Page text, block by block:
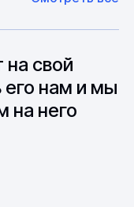
и
на свой
нам и мы
на него